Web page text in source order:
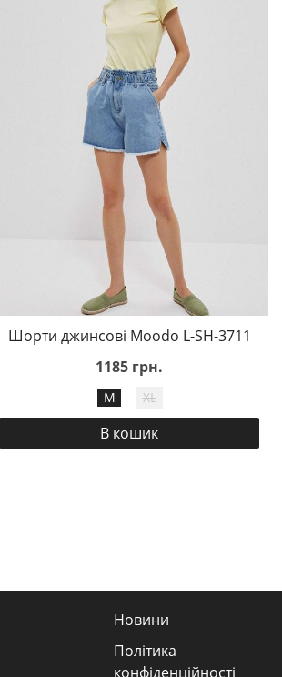
Шорти джинсові Moodo L-SH-3711
1185 грн.
M XL
В кошик
Новини
Політика
конфіденційності